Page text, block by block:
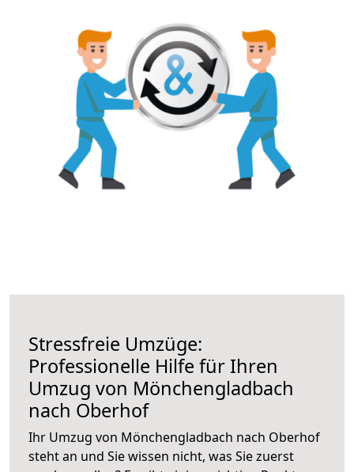
Stressfreie Umzüge:
Professionelle Hilfe für Ihren
Umzug von Mönchengladbach
nach Oberhof
Ihr Umzug von Mönchengladbach nach Oberhof
steht an und Sie wissen nicht, was Sie zuerst